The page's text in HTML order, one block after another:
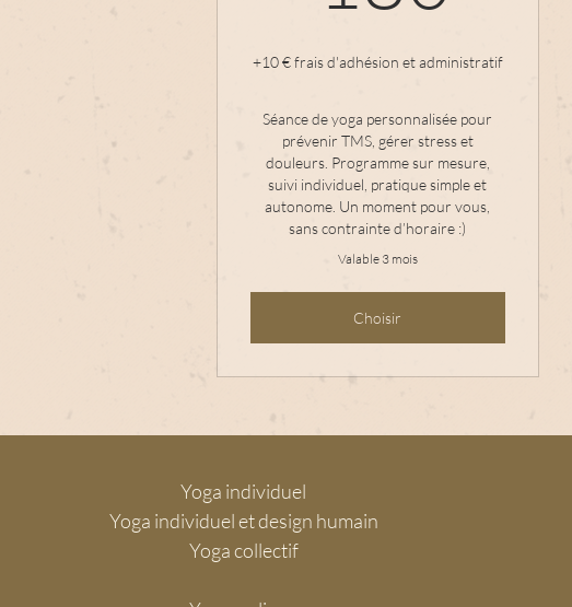
+10 € frais d'adhésion et administratif
Séance de yoga personnalisée pour
prévenir TMS, gérer stress et
douleurs. Programme sur mesure,
suivi individuel, pratique simple et
autonome. Un moment pour vous,
sans contrainte d’horaire :)
Valable 3 mois
Choisir
Yoga individuel
Yoga individuel et design humain
Yoga collectif